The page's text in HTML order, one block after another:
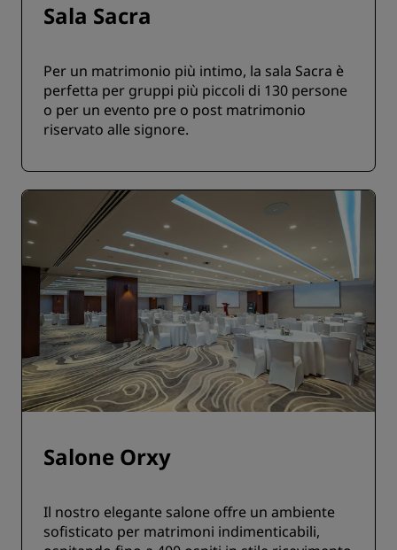
Sala Sacra
Per un matrimonio più intimo, la sala Sacra è
perfetta per gruppi più piccoli di 130 persone
o per un evento pre o post matrimonio
riservato alle signore.
Salone Orxy
Il nostro elegante salone offre un ambiente
sofisticato per matrimoni indimenticabili,